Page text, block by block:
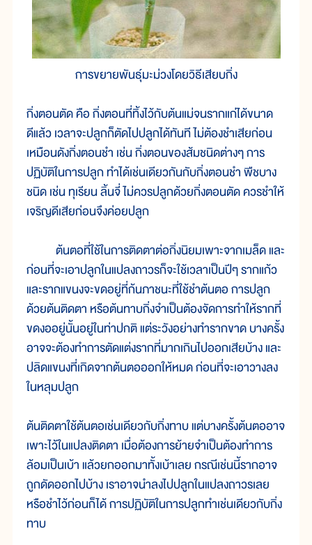
การขยายพันธุ์มะม่วงโดยวิธีเสียบกิ่ง
กิ่งตอนตัด คือ กิ่งตอนที่ทิ้งไว้กับต้นแม่จนรากแก่ได้ขนาด
ดีแล้ว เวลาจะปลูกก็ตัดไปปลูกได้ทันที ไม่ต้องชำเสียก่อน
เหมือนดังกิ่งตอนชำ เช่น กิ่งตอนของส้มชนิดต่างๆ การ
ปฏิบัติในการปลูก ทำได้เช่นเดียวกันกับกิ่งตอนชำ พืชบาง
ชนิด เช่น ทุเรียน ลิ้นจี่ ไม่ควรปลูกด้วยกิ่งตอนตัด ควรชำให้
เจริญดีเสียก่อนจึงค่อยปลูก
ต้นตอที่ใช้ในการติดตาต่อกิ่งนิยมเพาะจากเมล็ด และ
ก่อนที่จะเอาปลูกในแปลงถาวรก็จะใช้เวลาเป็นปีๆ รากแก้ว
และรากแขนงจะขดอยู่ที่ก้นภาชนะที่ใช้ชำต้นตอ การปลูก
ด้วยต้นติดตา หรือต้นทาบกิ่งจำเป็นต้องจัดการทำให้รากที่
ขดงออยู่นั้นอยู่ในท่าปกติ แต่ระวังอย่างทำรากขาด บางครั้ง
อาจจะต้องทำการตัดแต่งรากที่มากเกินไปออกเสียบ้าง และ
ปลิดแขนงที่เกิดจากต้นตอออกให้หมด ก่อนที่จะเอาวางลง
ในหลุมปลูก
ต้นติดตาใช้ต้นตอเช่นเดียวกับกิ่งทาบ แต่บางครั้งต้นตออาจ
เพาะไว้ในแปลงติดตา เมื่อต้องการย้ายจำเป็นต้องทำการ
ล้อมเป็นเบ้า แล้วยกออกมาทั้งเบ้าเลย กรณีเช่นนี้รากอาจ
ถูกดัดออกไปบ้าง เราอาจนำลงไปปลูกในแปลงถาวรเลย
หรือชำไว้ก่อนก็ได้ การปฏิบัติในการปลูกทำเช่นเดียวกับกิ่ง
ทาบ